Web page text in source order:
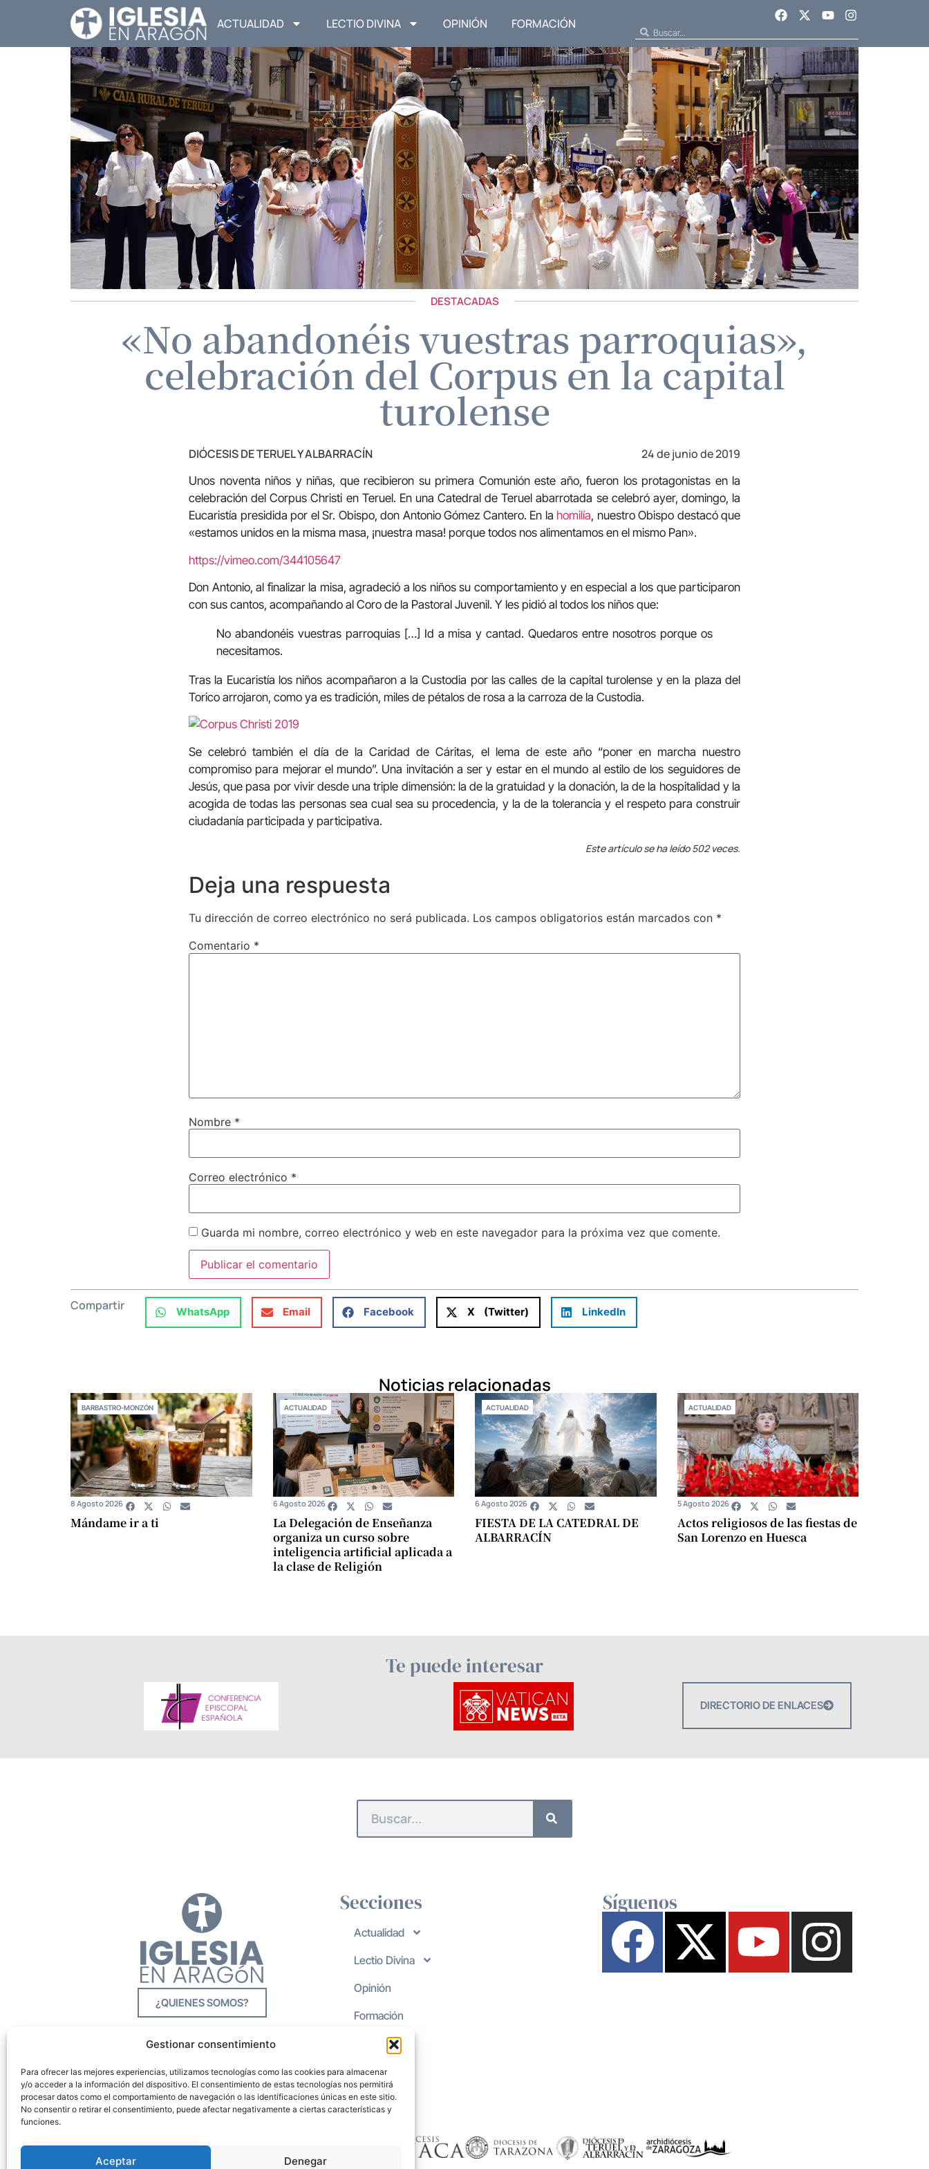
Gestionar consentimiento
Para ofrecer las mejores experiencias, utilizamos tecnologías como las cookies para almacenar
y/o acceder a la información del dispositivo. El consentimiento de estas tecnologías nos permitirá
procesar datos como el comportamiento de navegación o las identificaciones únicas en este sitio.
No consentir o retirar el consentimiento, puede afectar negativamente a ciertas características y
funciones.
Aceptar Denegar
ACTUALIDAD LECTIO DIVINA OPINIÓN FORMACIÓN
DESTACADAS
«No abandonéis vuestras parroquias»,
celebración del Corpus en la capital
turolense
DIÓCESIS DE TERUEL Y ALBARRACÍN 24 de junio de 2019
Unos noventa niños y niñas, que recibieron su primera Comunión este año, fueron los protagonistas en la
celebración del Corpus Christi en Teruel. En una Catedral de Teruel abarrotada se celebró ayer, domingo, la
Eucaristía presidida por el Sr. Obispo, don Antonio Gómez Cantero. En la homilía, nuestro Obispo destacó que
«estamos unidos en la misma masa, ¡nuestra masa! porque todos nos alimentamos en el mismo Pan».
https://vimeo.com/344105647
Don Antonio, al finalizar la misa, agradeció a los niños su comportamiento y en especial a los que participaron
con sus cantos, acompañando al Coro de la Pastoral Juvenil. Y les pidió al todos los niños que:
No abandonéis vuestras parroquias […] Id a misa y cantad. Quedaros entre nosotros porque os
necesitamos.
Tras la Eucaristía los niños acompañaron a la Custodia por las calles de la capital turolense y en la plaza del
Torico arrojaron, como ya es tradición, miles de pétalos de rosa a la carroza de la Custodia.
Se celebró también el día de la Caridad de Cáritas, el lema de este año “poner en marcha nuestro
compromiso para mejorar el mundo”. Una invitación a ser y estar en el mundo al estilo de los seguidores de
Jesús, que pasa por vivir desde una triple dimensión: la de la gratuidad y la donación, la de la hospitalidad y la
acogida de todas las personas sea cual sea su procedencia, y la de la tolerancia y el respeto para construir
ciudadanía participada y participativa.
Este artículo se ha leído 502 veces.
Deja una respuesta
Tu dirección de correo electrónico no será publicada. Los campos obligatorios están marcados con *
Comentario *
Nombre *
Correo electrónico *
Guarda mi nombre, correo electrónico y web en este navegador para la próxima vez que comente.
Compartir WhatsApp Email Facebook X (Twitter) LinkedIn
Noticias relacionadas
BARBASTRO-MONZÓN
Mándame ir a ti
8 Agosto 2026
ACTUALIDAD
La Delegación de Enseñanza
organiza un curso sobre
inteligencia artificial aplicada a
la clase de Religión
6 Agosto 2026
ACTUALIDAD
FIESTA DE LA CATEDRAL DE
ALBARRACÍN
6 Agosto 2026
ACTUALIDAD
Actos religiosos de las fiestas de
San Lorenzo en Huesca
5 Agosto 2026
Te puede interesar
DIRECTORIO DE ENLACES
¿QUIENES SOMOS?
Secciones
Actualidad
Lectio Divina
Opinión
Formación
Síguenos